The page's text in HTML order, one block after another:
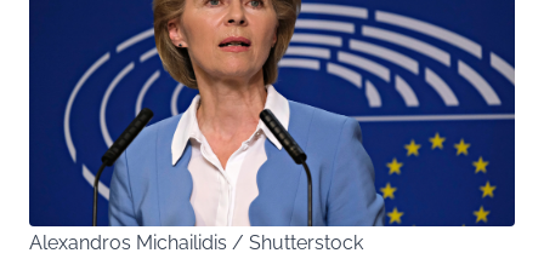
Alexandros Michailidis / Shutterstock